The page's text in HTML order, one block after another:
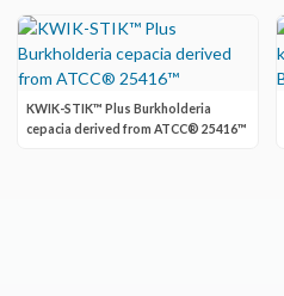
KWIK-STIK™ Plus Burkholderia
cepacia derived from ATCC® 25416™